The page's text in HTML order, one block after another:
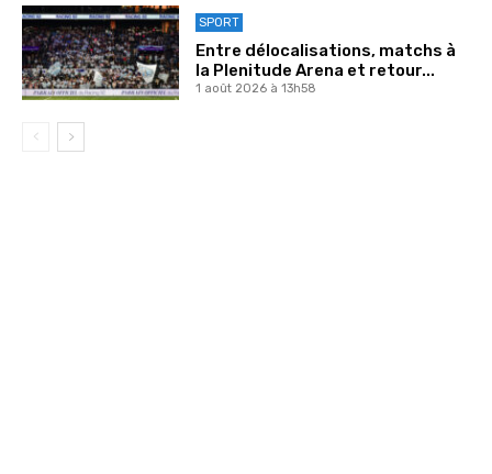
SPORT
Entre délocalisations, matchs à
la Plenitude Arena et retour...
1 août 2026 à 13h58